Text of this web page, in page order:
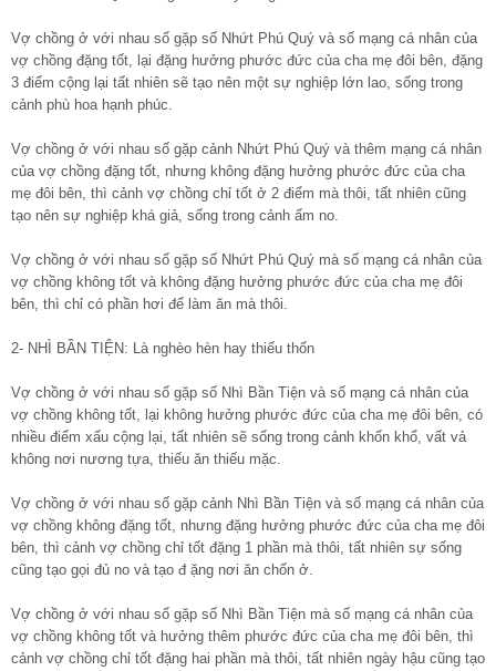
Vợ chồng ở với nhau số gặp số Nhứt Phú Quý và số mạng cá nhân của
vợ chồng đặng tốt, lại đặng hưởng phước đức của cha mẹ đôi bên, đặng
3 điểm cộng lại tất nhiên sẽ tạo nên một sự nghiệp lớn lao, sống trong
cảnh phù hoa hạnh phúc.
Vợ chồng ở với nhau số gặp cảnh Nhứt Phú Quý và thêm mạng cá nhân
của vợ chồng đặng tốt, nhưng không đặng hưởng phước đức của cha
mẹ đôi bên, thì cảnh vợ chồng chỉ tốt ở 2 điểm mà thôi, tất nhiên cũng
tạo nên sự nghiệp khá giả, sống trong cảnh ấm no.
Vợ chồng ở với nhau số gặp số Nhứt Phú Quý mà số mạng cá nhân của
vợ chồng không tốt và không đặng hưởng phước đức của cha mẹ đôi
bên, thì chỉ có phần hơi để làm ăn mà thôi.
2- NHÌ BẦN TIỆN: Là nghèo hèn hay thiếu thốn
Vợ chồng ở với nhau số gặp số Nhì Bần Tiện và số mạng cá nhân của
vợ chồng không tốt, lại không hưởng phước đức của cha mẹ đôi bên, có
nhiều điểm xấu cộng lại, tất nhiên sẽ sống trong cảnh khốn khổ, vất vả
không nơi nương tựa, thiếu ăn thiếu mặc.
Vợ chồng ở với nhau số gặp cảnh Nhì Bần Tiện và số mạng cá nhân của
vợ chồng không đặng tốt, nhưng đặng hưởng phước đức của cha mẹ đôi
bên, thì cảnh vợ chồng chỉ tốt đặng 1 phần mà thôi, tất nhiên sự sống
cũng tạo gọi đủ no và tạo đ ặng nơi ăn chốn ở.
Vợ chồng ở với nhau số gặp số Nhì Bần Tiện mà số mạng cá nhân của
vợ chồng không tốt và hưởng thêm phước đức của cha mẹ đôi bên, thì
cảnh vợ chồng chỉ tốt đặng hai phần mà thôi, tất nhiên ngày hậu cũng tạo